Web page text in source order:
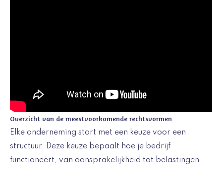
Overzicht van de meestvoorkomende rechtsvormen
Elke onderneming start met een keuze voor een
structuur. Deze keuze bepaalt hoe je bedrijf
functioneert, van aansprakelijkheid tot belastingen.